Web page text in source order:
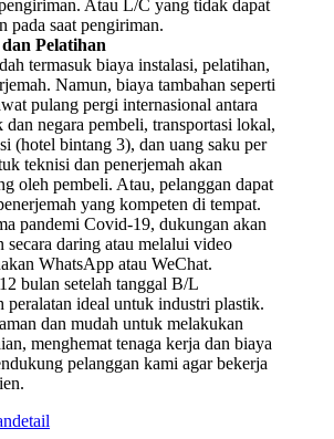
Atau L/C yang tidak dapat
pada saat pengiriman.
Pelatihan
termasuk biaya instalasi, pelatihan,
Namun, biaya tambahan seperti
pulang pergi internasional antara
negara pembeli, transportasi lokal,
(hotel bintang 3), dan uang saku per
teknisi dan penerjemah akan
oleh pembeli. Atau, pelanggan dapat
yang kompeten di tempat.
pandemi Covid-19, dukungan akan
secara daring atau melalui video
WhatsApp atau WeChat.
bulan setelah tanggal B/L
peralatan ideal untuk industri plastik.
dan mudah untuk melakukan
menghemat tenaga kerja dan biaya
pelanggan kami agar bekerja
detail